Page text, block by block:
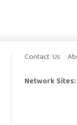
Contact Us
Network Sites: